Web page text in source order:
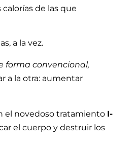
de las que
a la vez.
forma convencional,
a la otra: aumentar
el novedoso tratamiento I-
el cuerpo y destruir los